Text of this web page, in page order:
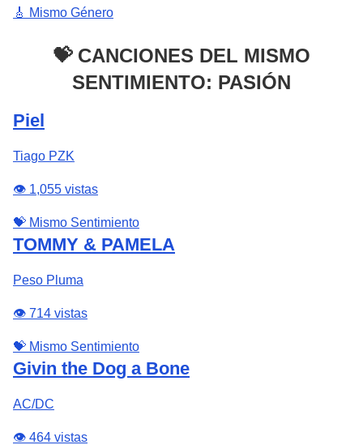
🎸 Mismo Género
💝 CANCIONES DEL MISMO
SENTIMIENTO: PASIÓN
Piel
Tiago PZK
👁️ 1,055 vistas
💝 Mismo Sentimiento
TOMMY & PAMELA
Peso Pluma
👁️ 714 vistas
💝 Mismo Sentimiento
Givin the Dog a Bone
AC/DC
👁️ 464 vistas